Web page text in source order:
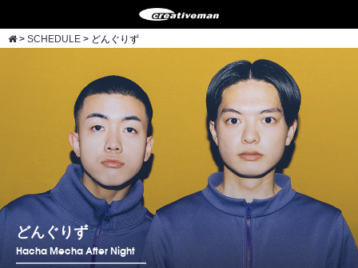
> SCHEDULE > どんぐりず
どんぐりず
Hacha Mecha After Night